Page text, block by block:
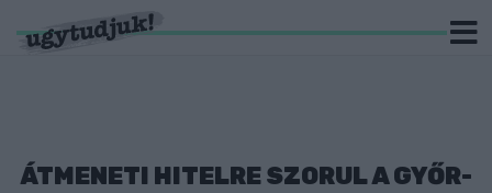
ÁTMENETI HITELRE SZORUL A GYŐR-